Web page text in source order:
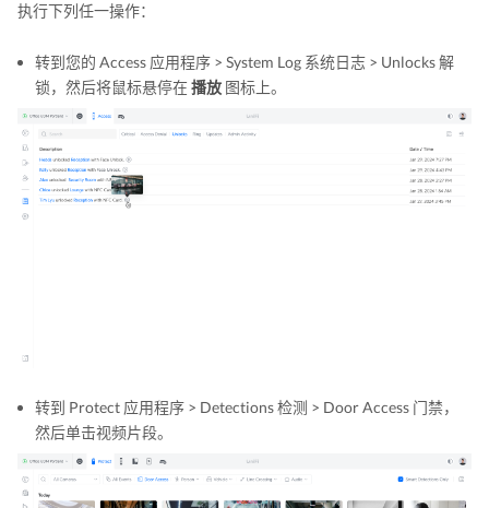
执行下列任一操作：
转到您的 Access 应用程序 > System Log 系统日志 > Unlocks 解
锁，然后将鼠标悬停在 播放 图标上。
转到 Protect 应用程序 > Detections 检测 > Door Access 门禁，
然后单击视频片段。